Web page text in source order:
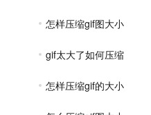
怎样压缩gif图大小
gif太大了如何压缩
怎样压缩gif的大小